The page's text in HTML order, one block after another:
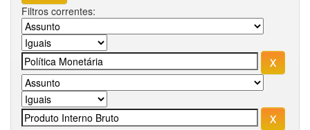
Filtros correntes: